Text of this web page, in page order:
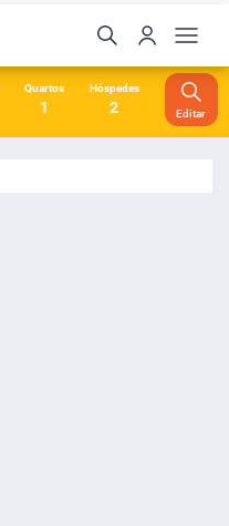
Quartos
1
Hóspedes
2 Editar